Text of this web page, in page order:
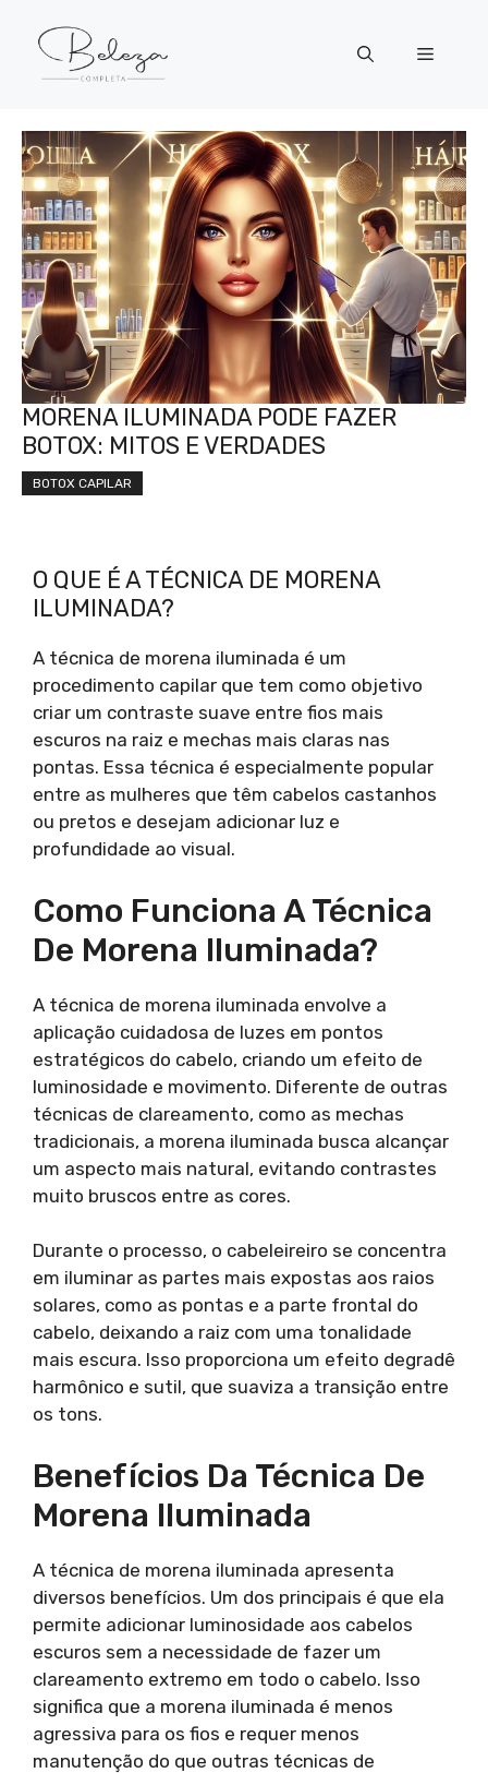
Menu
MORENA ILUMINADA PODE FAZER
BOTOX: MITOS E VERDADES
BOTOX CAPILAR
O QUE É A TÉCNICA DE MORENA
ILUMINADA?
A técnica de morena iluminada é um
procedimento capilar que tem como objetivo
criar um contraste suave entre fios mais
escuros na raiz e mechas mais claras nas
pontas. Essa técnica é especialmente popular
entre as mulheres que têm cabelos castanhos
ou pretos e desejam adicionar luz e
profundidade ao visual.
Como Funciona A Técnica
De Morena Iluminada?
A técnica de morena iluminada envolve a
aplicação cuidadosa de luzes em pontos
estratégicos do cabelo, criando um efeito de
luminosidade e movimento. Diferente de outras
técnicas de clareamento, como as mechas
tradicionais, a morena iluminada busca alcançar
um aspecto mais natural, evitando contrastes
muito bruscos entre as cores.
Durante o processo, o cabeleireiro se concentra
em iluminar as partes mais expostas aos raios
solares, como as pontas e a parte frontal do
cabelo, deixando a raiz com uma tonalidade
mais escura. Isso proporciona um efeito degradê
harmônico e sutil, que suaviza a transição entre
os tons.
Benefícios Da Técnica De
Morena Iluminada
A técnica de morena iluminada apresenta
diversos benefícios. Um dos principais é que ela
permite adicionar luminosidade aos cabelos
escuros sem a necessidade de fazer um
clareamento extremo em todo o cabelo. Isso
significa que a morena iluminada é menos
agressiva para os fios e requer menos
manutenção do que outras técnicas de